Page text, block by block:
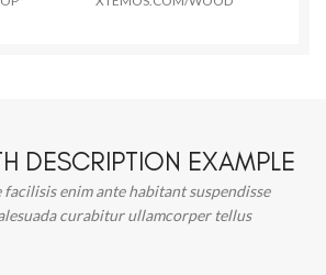
DESCRIPTION EXAMPLE
enim ante habitant suspendisse
curabitur ullamcorper tellus